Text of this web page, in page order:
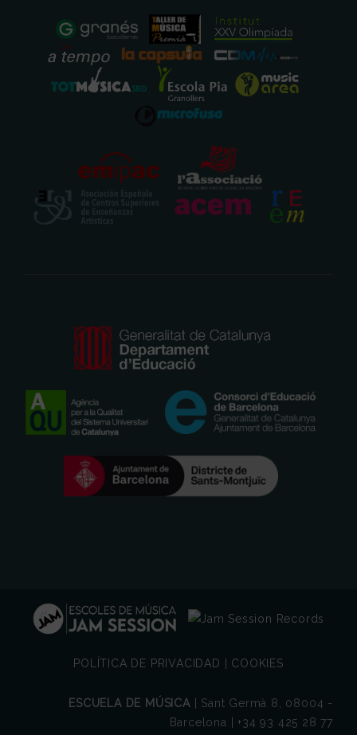
POLÍTICA DE PRIVACIDAD COOKIES
ESCUELA DE MÚSICA | Sant Germà 8, 08004 -
Barcelona | +34 93 425 28 77